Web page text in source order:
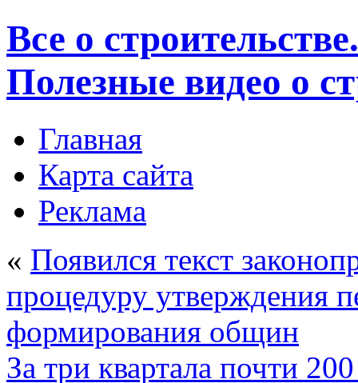
Все о
Полезные видео о
Главная
Карта сайта
Реклама
« Появился текст
процедуру утверждения
формирования общин
За три квартала почти